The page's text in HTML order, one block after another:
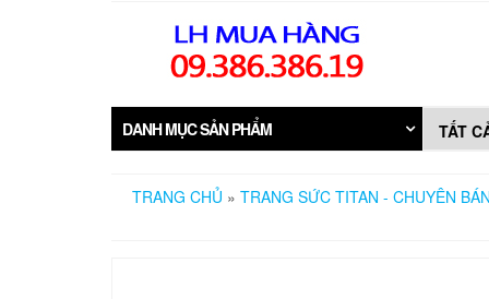
DANH MỤC SẢN PHẨM
TRANG CHỦ » TRANG SỨC TITAN - CHUYÊN